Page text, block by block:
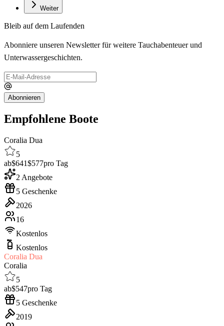
Weiter
Bleib auf dem Laufenden
Abonniere unseren Newsletter für weitere Tauchabenteuer und
Unterwassergeschichten.
Abonnieren
Empfohlene Boote
Coralia Dua
5
ab$641$577pro Tag
2 Angebote
5 Geschenke
2026
16
Kostenlos
Kostenlos
Coralia Dua
Coralia
5
ab$547pro Tag
5 Geschenke
2019